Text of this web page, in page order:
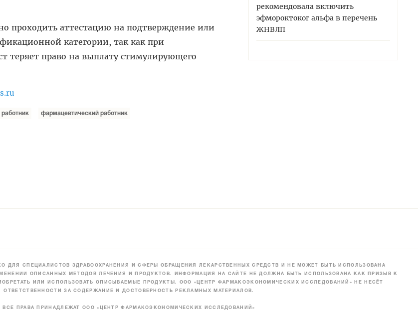
проходить аттестацию на подтверждение или
категории, так как при
теряет право на выплату стимулирующего
фармацевтический работник
рекомендовала включить
эфмороктоког альфа в перечень
ЖНВЛП
ДЛЯ СПЕЦИАЛИСТОВ ЗДРАВООХРАНЕНИЯ И СФЕРЫ ОБРАЩЕНИЯ ЛЕКАРСТВЕННЫХ СРЕДСТВ И НЕ МОЖЕТ БЫТЬ ИСПОЛЬЗОВАНА
ОПИСАННЫХ МЕТОДОВ ЛЕЧЕНИЯ И ПРОДУКТОВ. ИНФОРМАЦИЯ НА САЙТЕ НЕ ДОЛЖНА БЫТЬ ИСПОЛЬЗОВАНА КАК ПРИЗЫВ К
ИЛИ ИСПОЛЬЗОВАТЬ ОПИСЫВАЕМЫЕ ПРОДУКТЫ. ООО «ЦЕНТР ФАРМАКОЭКОНОМИЧЕСКИХ ИССЛЕДОВАНИЙ» НЕ НЕСЁТ
ОТВЕТСТВЕННОСТИ ЗА СОДЕРЖАНИЕ И ДОСТОВЕРНОСТЬ РЕКЛАМНЫХ МАТЕРИАЛОВ.
ВСЕ ПРАВА ПРИНАДЛЕЖАТ ООО «ЦЕНТР ФАРМАКОЭКОНОМИЧЕСКИХ ИССЛЕДОВАНИЙ»